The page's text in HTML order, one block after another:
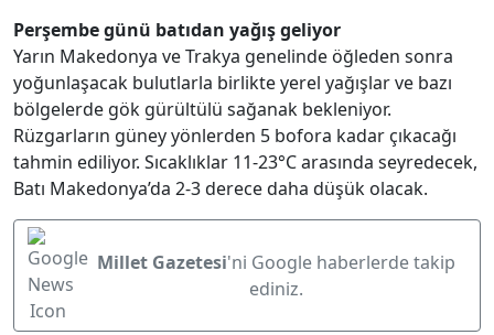
Perşembe günü batıdan yağış geliyor
Yarın Makedonya ve Trakya genelinde öğleden sonra
yoğunlaşacak bulutlarla birlikte yerel yağışlar ve bazı
bölgelerde gök gürültülü sağanak bekleniyor.
Rüzgarların güney yönlerden 5 bofora kadar çıkacağı
tahmin ediliyor. Sıcaklıklar 11-23°C arasında seyredecek,
Batı Makedonya’da 2-3 derece daha düşük olacak.
Millet Gazetesi'ni Google haberlerde takip
ediniz.